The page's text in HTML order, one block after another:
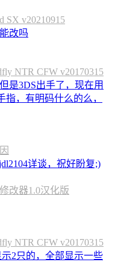
SX v20210915
改吗
NTR CFW v20170315
是3DS出手了，现在用
指，有明码什么的么，
详谈，祝好盼复;)
改器1.0汉化版
NTR CFW v20170315
2只的，全部显示一些